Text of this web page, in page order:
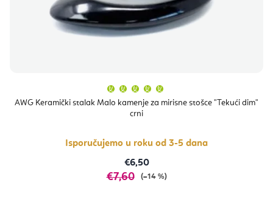
AWG Keramički stalak Malo kamenje za mirisne stošce "Tekući dim"
crni
proizvoda
je
zvjezdica.
Isporučujemo u roku od 3-5 dana
€6,50
€7,60 (–14 %)